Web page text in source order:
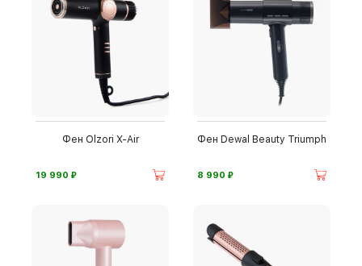
Фен Olzori X-Air
19 990 ⃏
Фен Dewal Beauty Triumph
8 990 ⃏